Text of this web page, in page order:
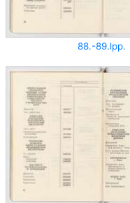
88.-89.lpp.